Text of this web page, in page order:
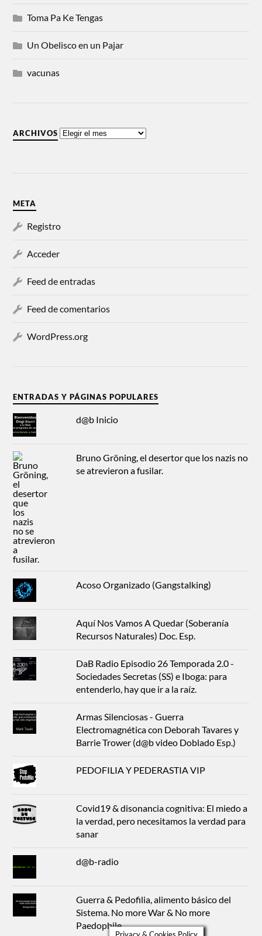
Toma Pa Ke Tengas
Un Obelisco en un Pajar
vacunas
ARCHIVOS
META
Registro
Acceder
Feed de entradas
Feed de comentarios
WordPress.org
ENTRADAS Y PÁGINAS POPULARES
d@b Inicio
Bruno Gröning, el desertor que los nazis no
se atrevieron a fusilar.
Acoso Organizado (Gangstalking)
Aquí Nos Vamos A Quedar (Soberanía
Recursos Naturales) Doc. Esp.
DaB Radio Episodio 26 Temporada 2.0 -
Sociedades Secretas (SS) e Iboga: para
entenderlo, hay que ir a la raíz.
Armas Silenciosas - Guerra
Electromagnética con Deborah Tavares y
Barrie Trower (d@b video Doblado Esp.)
PEDOFILIA Y PEDERASTIA VIP
Covid19 & disonancia cognitiva: El miedo a
la verdad, pero necesitamos la verdad para
sanar
d@b-radio
Guerra & Pedofilia, alimento básico del
Sistema. No more War & No more
Paedophile